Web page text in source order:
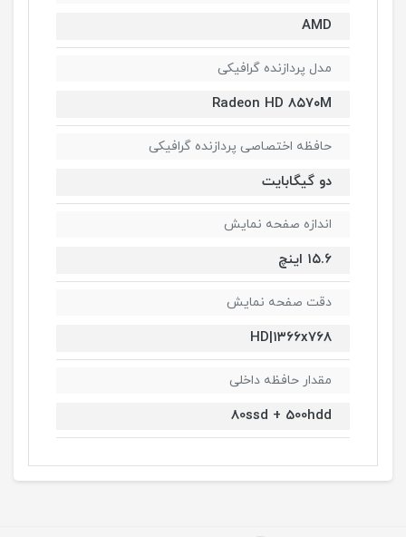
AMD
مدل پردازنده گرافیکی
Radeon HD ۸۵۷۰M
حافظه اختصاصی پردازنده گرافیکی
دو گیگابایت
اندازه صفحه نمایش
۱۵.۶ اینچ
دقت صفحه نمایش
HD|۱۳۶۶x۷۶۸
مقدار حافظه داخلی
80ssd + 500hdd